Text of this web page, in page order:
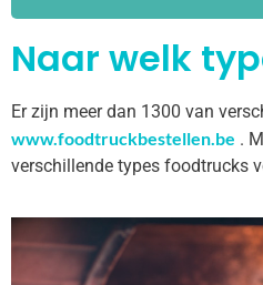
Naar welk
Er zijn meer dan 1300 van
www.foodtruckbestellen.be .
verschillende types foodtrucks